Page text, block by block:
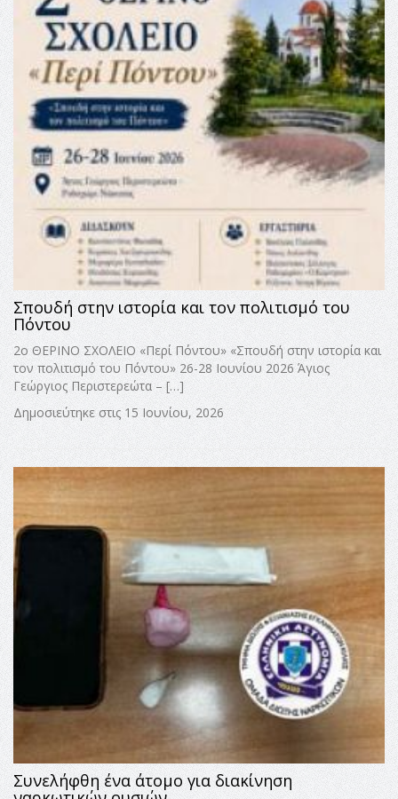
Σπουδή στην ιστορία και τον πολιτισμό του
Πόντου
2ο ΘΕΡΙΝΟ ΣΧΟΛΕΙΟ «Περί Πόντου» «Σπουδή στην ιστορία και
τον πολιτισμό του Πόντου» 26-28 Ιουνίου 2026 Άγιος
Γεώργιος Περιστερεώτα – […]
Δημοσιεύτηκε στις 15 Ιουνίου, 2026
Συνελήφθη ένα άτομο για διακίνηση